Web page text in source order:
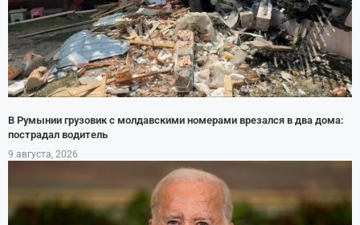
В Румынии грузовик с молдавскими номерами врезался в два дома:
пострадал водитель
9 августа, 2026